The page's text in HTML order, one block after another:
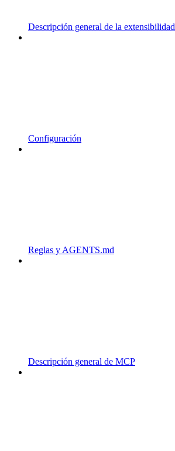
Descripción general de la extensibilidad
Configuración
Reglas y AGENTS.md
Descripción general de MCP